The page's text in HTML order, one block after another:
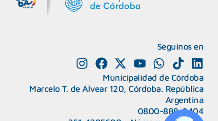
Seguinos en
Municipalidad de Córdoba
Marcelo T. de Alvear 120, Córdoba. República
Argentina
0800-888-0404